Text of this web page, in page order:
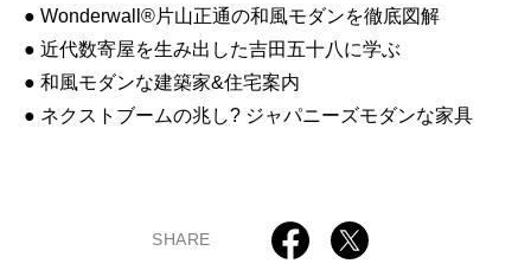
● Wonderwall®片山正通の和風モダンを徹底図解
● 近代数寄屋を生み出した吉田五十八に学ぶ
● 和風モダンな建築家&住宅案内
● ネクストブームの兆し? ジャパニーズモダンな家具
SHARE